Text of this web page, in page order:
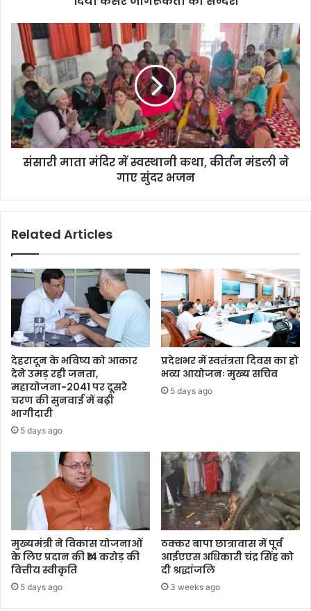
संसारी माता मंदिर में स्वस्थानी कथा, कीर्तन मंडली ने
गाए सुंदर भजन
Related Articles
देहरादून के भविष्य को आकार
देने उमड़ रही जनता,
महायोजना-2041 पर दूसरे
चरण की सुनवाई में बढ़ी
भागीदारी
5 days ago
प्रदेशभर में स्वतंत्रता दिवस का हो
भव्य आयोजनः मुख्य सचिव
5 days ago
मुख्यमंत्री ने विकास योजनाओं
के लिए प्रदान की ₹14 करोड़ की
वित्तीय स्वीकृति
5 days ago
ठक्कर बापा छात्रावास में पूर्व
आईएएस अधिकारी चंद्र सिंह को
दी श्रद्धांजलि
3 weeks ago